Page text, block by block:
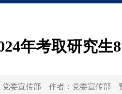
年考取研究生
党委宣传部 作者： 党委宣传部